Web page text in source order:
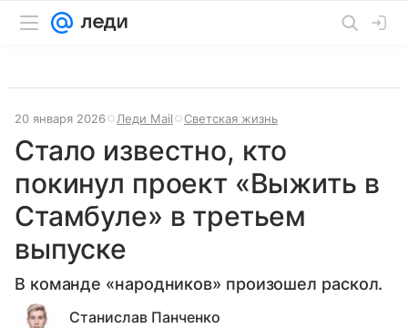
20 января 2026 Леди Mail Светская жизнь
Стало известно, кто
покинул проект «Выжить в
Стамбуле» в третьем
выпуске
В команде «народников» произошел раскол.
Станислав Панченко